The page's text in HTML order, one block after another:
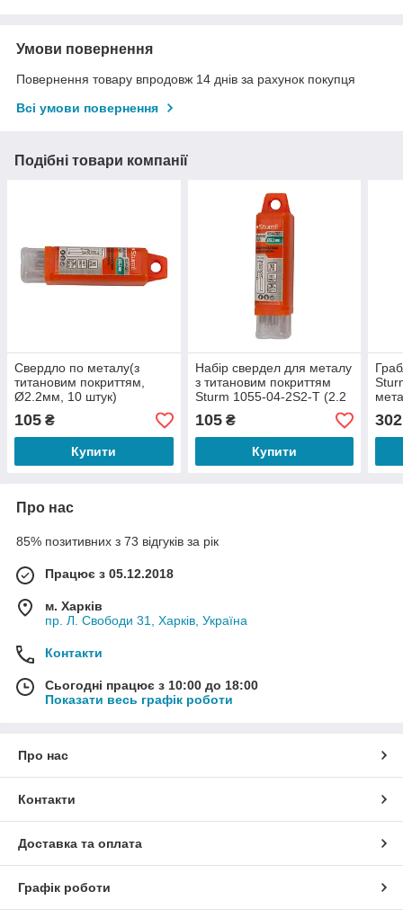
Умови повернення
Повернення товару впродовж 14 днів за рахунок покупця
Всі умови повернення
Подібні товари компанії
Свердло по металу(з
титановим покриттям,
Ø2.2мм, 10 штук)
Sturm1055-04-2S2-T
105 ₴
Купити
Набір свердел для металу
з титановим покриттям
Sturm 1055-04-2S2-T (2.2
мм, 10 шт.)
105₴
Купити
302
Про нас
85% позитивних з 73 відгуків за рік
Працює з 05.12.2018
м. Харків
пр. Л. Свободи 31, Харків, Україна
Контакти
Сьогодні працює з 10:00 до 18:00
Показати весь графік роботи
Про нас
Контакти
Доставка та оплата
Графік роботи